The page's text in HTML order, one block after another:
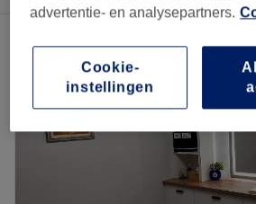
advertentie- en analysepartners.
Cookie-
instellingen